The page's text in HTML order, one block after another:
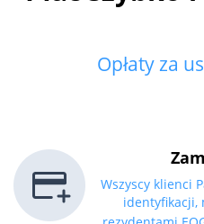
Opłaty za
Wszyscy klienci
identyfikacji,